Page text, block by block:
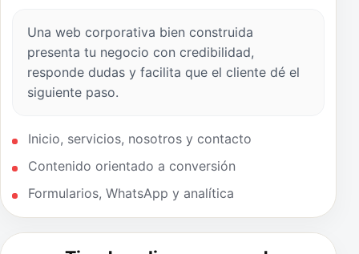
Una web corporativa bien construida
presenta tu negocio con credibilidad,
responde dudas y facilita que el cliente dé el
siguiente paso.
Inicio, servicios, nosotros y contacto
Contenido orientado a conversión
Formularios, WhatsApp y analítica